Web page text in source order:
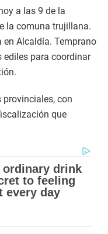
a las 9 de la
la comuna trujillana.
en Alcaldía. Temprano
ediles para coordinar
provinciales, con
que